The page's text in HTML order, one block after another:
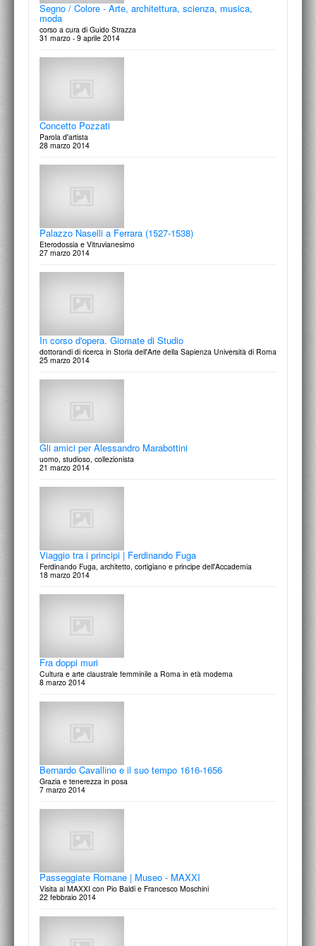
Segno / Colore - Arte, architettura, scienza, musica,
moda
corso a cura di Guido Strazza
31 marzo - 9 aprile 2014
Concetto Pozzati
Parola d'artista
28 marzo 2014
Palazzo Naselli a Ferrara (1527-1538)
Eterodossia e Vitruvianesimo
27 marzo 2014
In corso d'opera. Giornate di Studio
dottorandi di ricerca in Storia dell'Arte della Sapienza Università di Roma
25 marzo 2014
Gli amici per Alessandro Marabottini
uomo, studioso, collezionista
21 marzo 2014
Viaggio tra i principi | Ferdinando Fuga
Ferdinando Fuga, architetto, cortigiano e principe dell'Accademia
18 marzo 2014
Fra doppi muri
Cultura e arte claustrale femminile a Roma in età moderna
8 marzo 2014
Bernardo Cavallino e il suo tempo 1616-1656
Grazia e tenerezza in posa
7 marzo 2014
Passeggiate Romane | Museo - MAXXI
Visita al MAXXI con Pio Baldi e Francesco Moschini
22 febbraio 2014